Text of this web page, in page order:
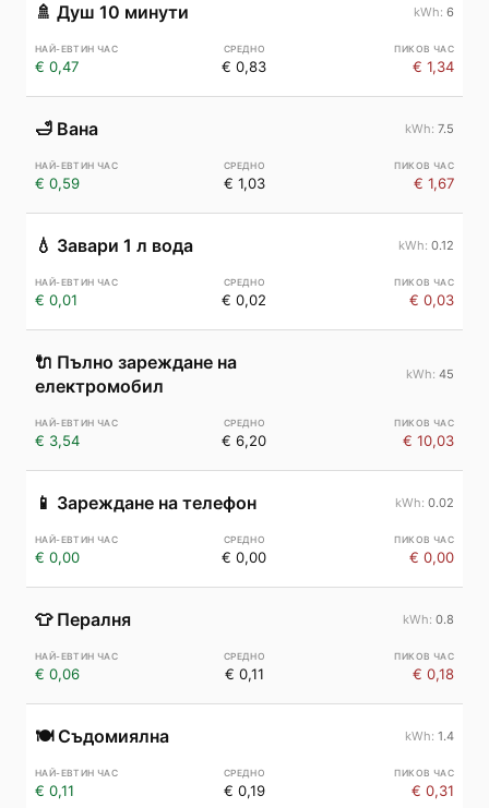
🚿 Душ 10 минути 6
€ 0,47 € 0,83 € 1,34
🛁 Вана 7.5
€ 0,59 € 1,03 € 1,67
💧 Завари 1 л вода 0.12
€ 0,01 € 0,02 € 0,03
🔌 Пълно зареждане на
електромобил
45
€ 3,54 € 6,20 € 10,03
📱 Зареждане на телефон 0.02
€ 0,00 € 0,00 € 0,00
👕 Пералня 0.8
€ 0,06 € 0,11 € 0,18
🍽️ Съдомиялна 1.4
€ 0,11 € 0,19 € 0,31